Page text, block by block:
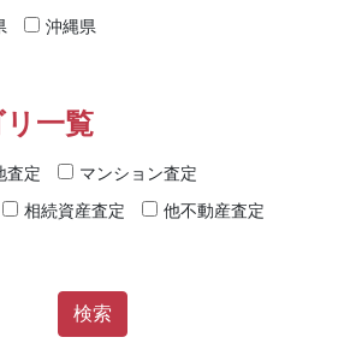
沖縄県
一覧
査定
マンション査定
相続資産査定 他不動産査定